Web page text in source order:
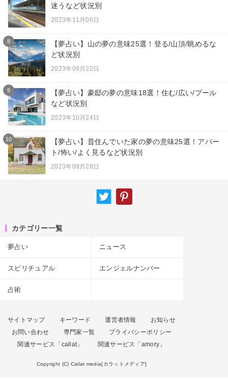
迷うなど状況別
2023年11月06日
8
【夢占い】山の夢の意味25選！登る/山頂/眺めるな
ど状況別
2023年09月22日
9
【夢占い】豪邸の夢の意味18選！住む/広い/プール
など状況別
2023年10月24日
10
【夢占い】昔住んでいた家の夢の意味25選！アパー
ト/怖い/よく見るなど状況別
2023年09月28日
カテゴリー一覧
夢占い ニュース
スピリチュアル エンジェルナンバー
占術
サイトマップ キーワード 運営者情報
お知らせ
お問い合わせ
専門家一覧
プライバシーポリシー
関連サービス「callat」
関連サービス「amory」
Copyright (C) Callat media[カラットメディア]